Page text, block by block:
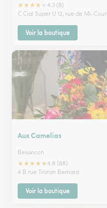
★★★★
4.3 (8)
C.Cial Super U 12, rue de Mi-Cour
Voir la boutique
Aux Camelias
Besancon
★★★★★4.8 (88)
4 B rue Tristan Bernard
Voir la boutique